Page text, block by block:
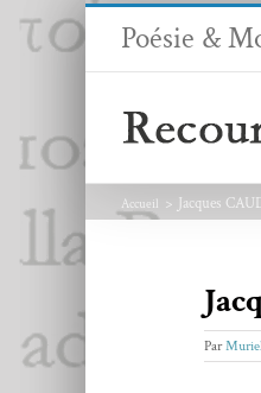
Passer
Poésie &
Accueil Jacques
Par